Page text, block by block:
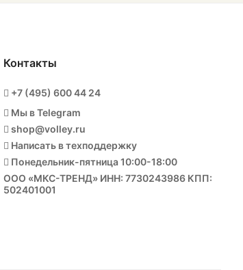
Контакты
+7 (495) 600 44 24
Мы в Telegram
shop@volley.ru
Написать в техподдержку
Понедельник-пятница 10:00-18:00
ООО «МКС-ТРЕНД» ИНН: 7730243986 КПП:
502401001